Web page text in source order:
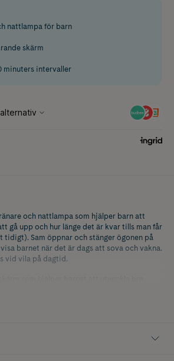
nattlampa för barn
skärm
minuters intervaller
och nattlampa som hjälper barn att
gå upp och hur länge det är kvar tills man får
tidigt). Sam öppnar och stänger ögonen på
barnet när det är dags att sova och vakna.
vid vila på dagtid.
eller inget ljud alls vid väckning